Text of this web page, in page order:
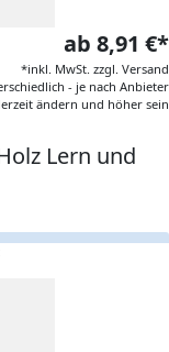
ab 8,91 €*
*inkl. MwSt. zzgl. Versand
- je nach Anbieter
ändern und höher sein
Lern und